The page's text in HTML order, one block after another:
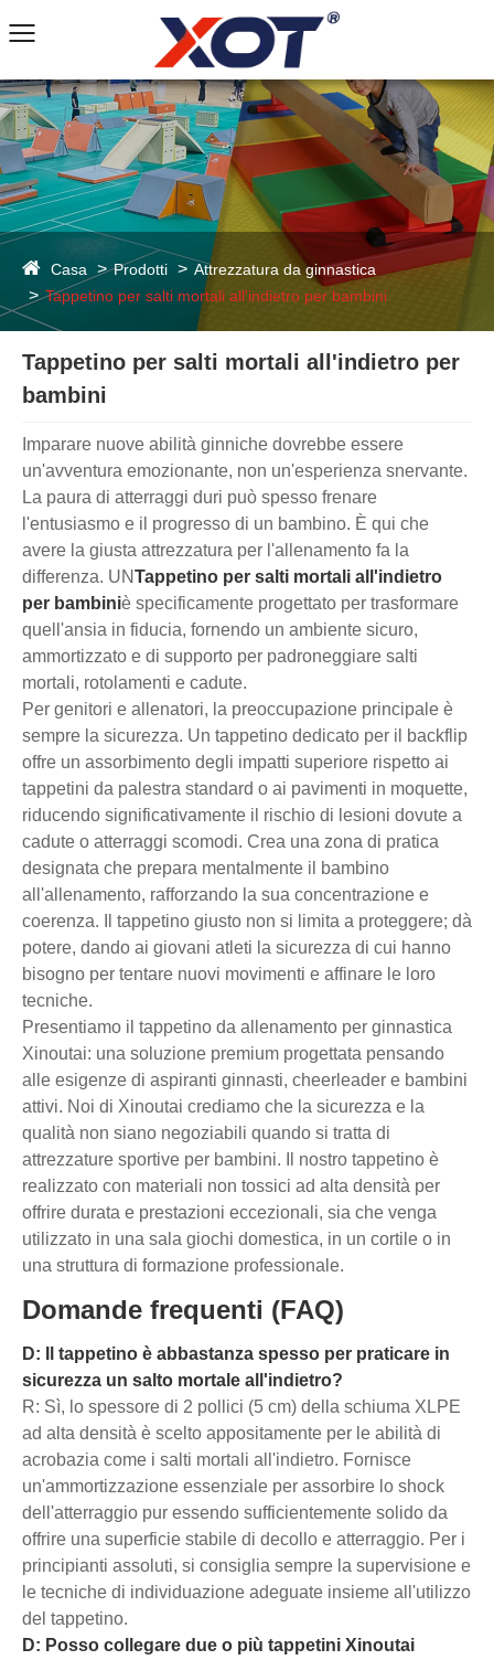
Casa Prodotti
Attrezzatura da ginnastica
Tappetino per salti mortali all'indietro per bambini
Tappetino per salti mortali all'indietro per
bambini
Imparare nuove abilità ginniche dovrebbe essere
un'avventura emozionante, non un'esperienza snervante.
La paura di atterraggi duri può spesso frenare
l'entusiasmo e il progresso di un bambino. È qui che
avere la giusta attrezzatura per l'allenamento fa la
differenza. UNTappetino per salti mortali all'indietro
per bambiniè specificamente progettato per trasformare
quell'ansia in fiducia, fornendo un ambiente sicuro,
ammortizzato e di supporto per padroneggiare salti
mortali, rotolamenti e cadute.
Per genitori e allenatori, la preoccupazione principale è
sempre la sicurezza. Un tappetino dedicato per il backflip
offre un assorbimento degli impatti superiore rispetto ai
tappetini da palestra standard o ai pavimenti in moquette,
riducendo significativamente il rischio di lesioni dovute a
cadute o atterraggi scomodi. Crea una zona di pratica
designata che prepara mentalmente il bambino
all'allenamento, rafforzando la sua concentrazione e
coerenza. Il tappetino giusto non si limita a proteggere; dà
potere, dando ai giovani atleti la sicurezza di cui hanno
bisogno per tentare nuovi movimenti e affinare le loro
tecniche.
Presentiamo il tappetino da allenamento per ginnastica
Xinoutai: una soluzione premium progettata pensando
alle esigenze di aspiranti ginnasti, cheerleader e bambini
attivi. Noi di Xinoutai crediamo che la sicurezza e la
qualità non siano negoziabili quando si tratta di
attrezzature sportive per bambini. Il nostro tappetino è
realizzato con materiali non tossici ad alta densità per
offrire durata e prestazioni eccezionali, sia che venga
utilizzato in una sala giochi domestica, in un cortile o in
una struttura di formazione professionale.
Domande frequenti (FAQ)
D: Il tappetino è abbastanza spesso per praticare in
sicurezza un salto mortale all'indietro?
R: Sì, lo spessore di 2 pollici (5 cm) della schiuma XLPE
ad alta densità è scelto appositamente per le abilità di
acrobazia come i salti mortali all'indietro. Fornisce
un'ammortizzazione essenziale per assorbire lo shock
dell'atterraggio pur essendo sufficientemente solido da
offrire una superficie stabile di decollo e atterraggio. Per i
principianti assoluti, si consiglia sempre la supervisione e
le tecniche di individuazione adeguate insieme all'utilizzo
del tappetino.
D: Posso collegare due o più tappetini Xinoutai